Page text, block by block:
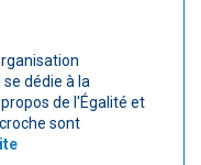
dédie à la
de l'Égalité et
sont